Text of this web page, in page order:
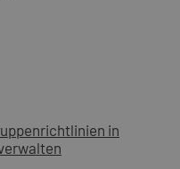
in